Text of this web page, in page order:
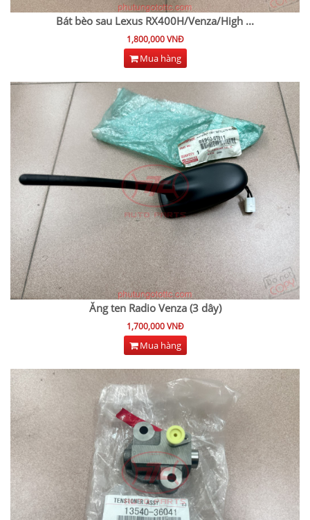
Bát bèo sau Lexus RX400H/Venza/High ...
1,800,000 VNĐ
Mua hàng
Ăng ten Radio Venza (3 dây)
1,700,000 VNĐ
Mua hàng